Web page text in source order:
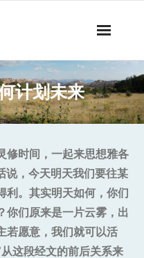
计划未来
修时间，一起来思想雅各
说，今天明天我们要往某
利 。 其实明天如何，你们
你们原来是一片云雾，出
若愿意，我们就可以活
从这段经文的前后关系来